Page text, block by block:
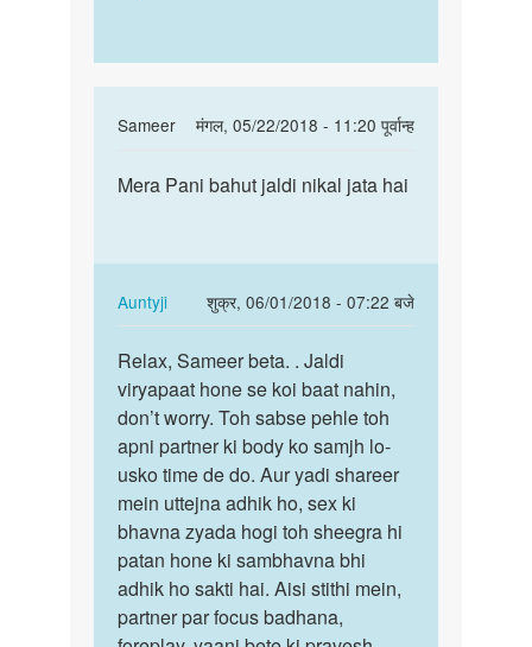
Sameer
मंगल, 05/22/2018 - 11:20 पूर्वान्ह
In
to
Hum
kya
by
Auntyji
Mera
jaldi
nikal…
Mera Pani bahut jaldi nikal jata hai
Auntyji
शुक्र, 06/01/2018 - 07:22 बजे
In
reply
to
Mera
Pani
bahut
jaldi
nikal…
by
Sameer
Relax,
Sameer
beta.
.
Jaldi…
Relax, Sameer beta. . Jaldi
viryapaat hone se koi baat nahin,
don’t worry. Toh sabse pehle toh
apni partner ki body ko samjh lo-
usko time de do. Aur yadi shareer
mein uttejna adhik ho, sex ki
bhavna zyada hogi toh sheegra hi
patan hone ki sambhavna bhi
adhik ho sakti hai. Aisi stithi mein,
partner par focus badhana,